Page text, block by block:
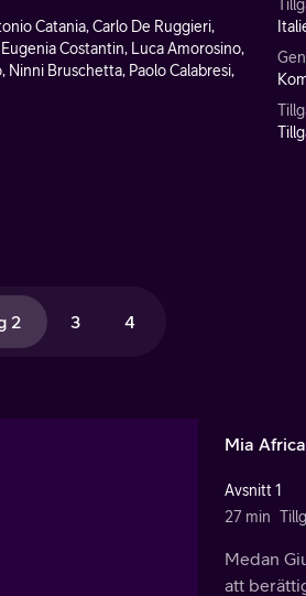
Catania, Carlo De Ruggieri,
Costantin, Luca Amorosino,
Ninni Bruschetta, Paolo Calabresi,
2 3 4
Mia
Avsnitt 1
27 min
Medan
att